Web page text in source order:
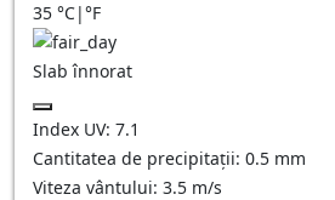
35 °C|°F
Slab înnorat
Index UV: 7.1
Cantitatea de precipitații: 0.5 mm
Viteza vântului: 3.5 m/s